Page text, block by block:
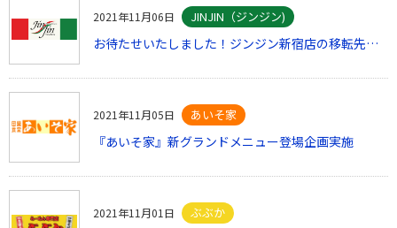
2021年11月06日 JINJIN（ジンジン)
お待たせいたしました！ジンジン新宿店の移転先が見つかりました。
2021年11月05日 あいそ家
『あいそ家』新グランドメニュー登場企画実施
2021年11月01日 ぶぶか